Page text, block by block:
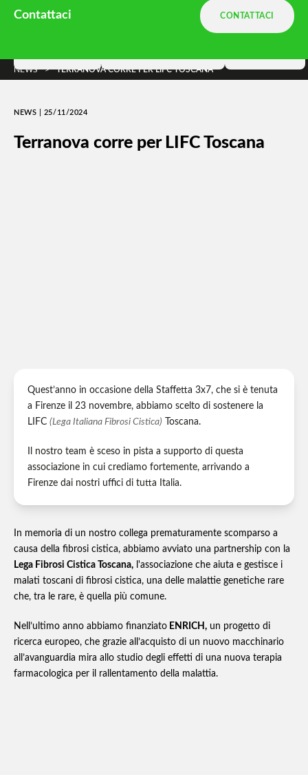
Ambiente.it è una divisione
e parte diDNA Ambiente
Contattaci CONTATTACI
NEWS > TERRANOVA CORRE PER LIFC TOSCANA
NEWS | 25/11/2024
Terranova corre per LIFC Toscana
Quest’anno in occasione della Staffetta 3x7, che si è tenuta
a Firenze il 23 novembre, abbiamo scelto di sostenere la
LIFC (Lega Italiana Fibrosi Cistica) Toscana.
Il nostro team è sceso in pista a supporto di questa
associazione in cui crediamo fortemente, arrivando a
Firenze dai nostri uffici di tutta Italia.
In memoria di un nostro collega prematuramente scomparso a
causa della fibrosi cistica, abbiamo avviato una partnership con la
Lega Fibrosi Cistica Toscana, l'associazione che aiuta e gestisce i
malati toscani di fibrosi cistica, una delle malattie genetiche rare
che, tra le rare, è quella più comune.
Nell’ultimo anno abbiamo finanziato ENRICH, un progetto di
ricerca europeo, che grazie all’acquisto di un nuovo macchinario
all’avanguardia mira allo studio degli effetti di una nuova terapia
farmacologica per il rallentamento della malattia.